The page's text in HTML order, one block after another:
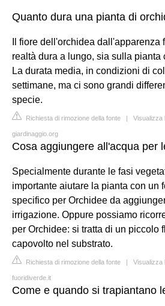
Quanto dura una pianta di
Il fiore dell'orchidea dall'apparenza
realtà dura a lungo, sia sulla pianta
La durata media, in condizioni di
settimane, ma ci sono grandi
specie.
Richiesta di rimozione della fonte | Visualizza
giardinaggio.org
Cosa aggiungere all'acqua per
Specialmente durante le fasi
importante aiutare la pianta con un
specifico per Orchidee da
irrigazione. Oppure possiamo
per Orchidee: si tratta di un piccolo
capovolto nel substrato.
Richiesta di rimozione della fonte | Visualizza
fuoridiverde.it
Come e quando si trapiantano